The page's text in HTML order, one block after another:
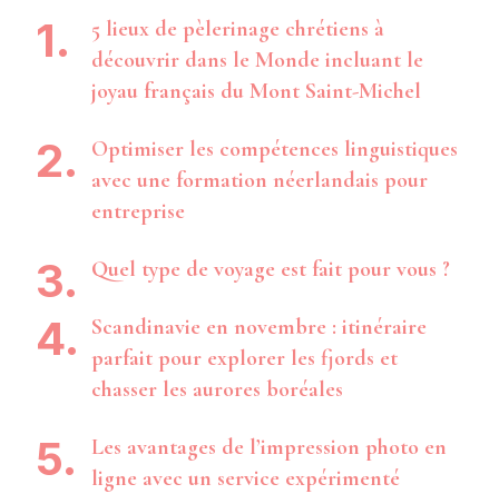
5 lieux de pèlerinage chrétiens à
découvrir dans le Monde incluant le
joyau français du Mont Saint-Michel
Optimiser les compétences linguistiques
avec une formation néerlandais pour
entreprise
Quel type de voyage est fait pour vous ?
Scandinavie en novembre : itinéraire
parfait pour explorer les fjords et
chasser les aurores boréales
Les avantages de l’impression photo en
ligne avec un service expérimenté